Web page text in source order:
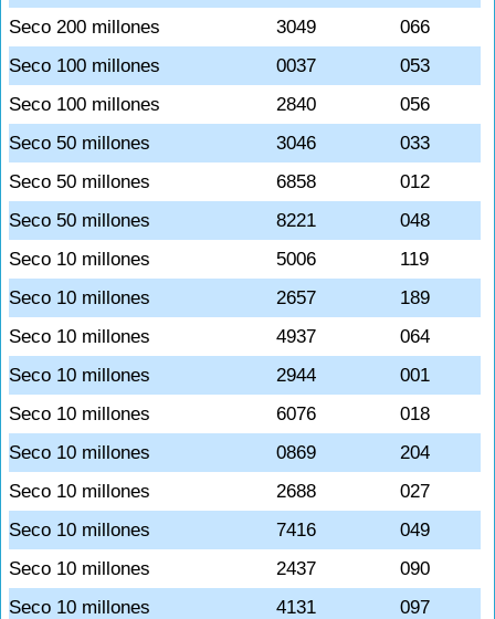
Seco 200 millones
3049
066
Seco 100 millones
0037
053
Seco 100 millones
2840
056
Seco 50 millones
3046
033
Seco 50 millones
6858
012
Seco 50 millones
8221
048
Seco 10 millones
5006
119
Seco 10 millones
2657
189
Seco 10 millones
4937
064
Seco 10 millones
2944
001
Seco 10 millones
6076
018
Seco 10 millones
0869
204
Seco 10 millones
2688
027
Seco 10 millones
7416
049
Seco 10 millones
2437
090
Seco 10 millones
4131
097